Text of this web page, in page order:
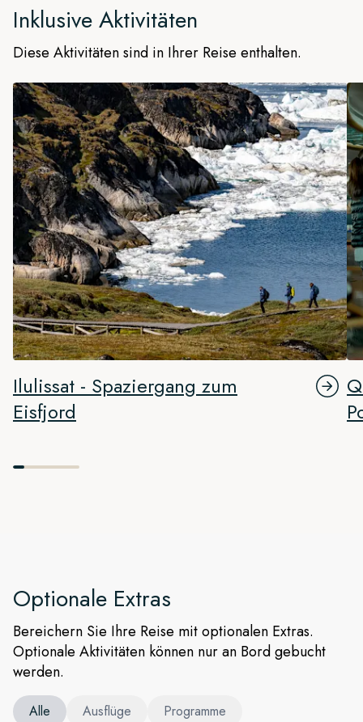
Inklusive Aktivitäten
Diese Aktivitäten sind in Ihrer Reise enthalten.
Ilulissat - Spaziergang zum
Eisfjord
Optionale Extras
Bereichern Sie Ihre Reise mit optionalen Extras.
Optionale Aktivitäten können nur an Bord gebucht
werden.
Alle Ausflüge Programme